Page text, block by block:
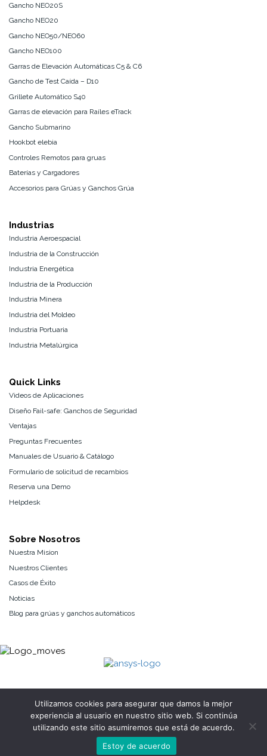
Contacto
Configurador
Gancho NEO20S
Gancho NEO20
Gancho NEO50/NEO60
Gancho NEO100
Garras de Elevación Automáticas C5 & C6
Gancho de Test Caída – D10
Grillete Automático S40
Garras de elevación para Raíles eTrack
Gancho Submarino
Hookbot elebia
Controles Remotos para gruas
Baterías y Cargadores
Accesorios para Grúas y Ganchos Grúa
Industrias
Industria Aeroespacial
Industria de la Construcción
Industria Energética
Industria de la Producción
Industria Minera
Industria del Moldeo
Industria Portuaria
Industria Metalúrgica
Quick Links
Videos de Aplicaciones
Diseño Fail-safe: Ganchos de Seguridad
Ventajas
Preguntas Frecuentes
Manuales de Usuario & Catálogo
Formulario de solicitud de recambios
Reserva una Demo
Helpdesk
Sobre Nosotros
Nuestra Mision
Nuestros Clientes
Casos de Éxito
Noticias
Blog para grúas y ganchos automáticos
Copyright 2025 Elebia Autohooks, SLU. All rights reserved.
| Política de Cookies
Utilizamos cookies para asegurar que damos la mejor
experiencia al usuario en nuestro sitio web. Si continúa
utilizando este sitio asumiremos que está de acuerdo.
Estoy de acuerdo